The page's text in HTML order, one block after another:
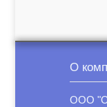
О
ООО